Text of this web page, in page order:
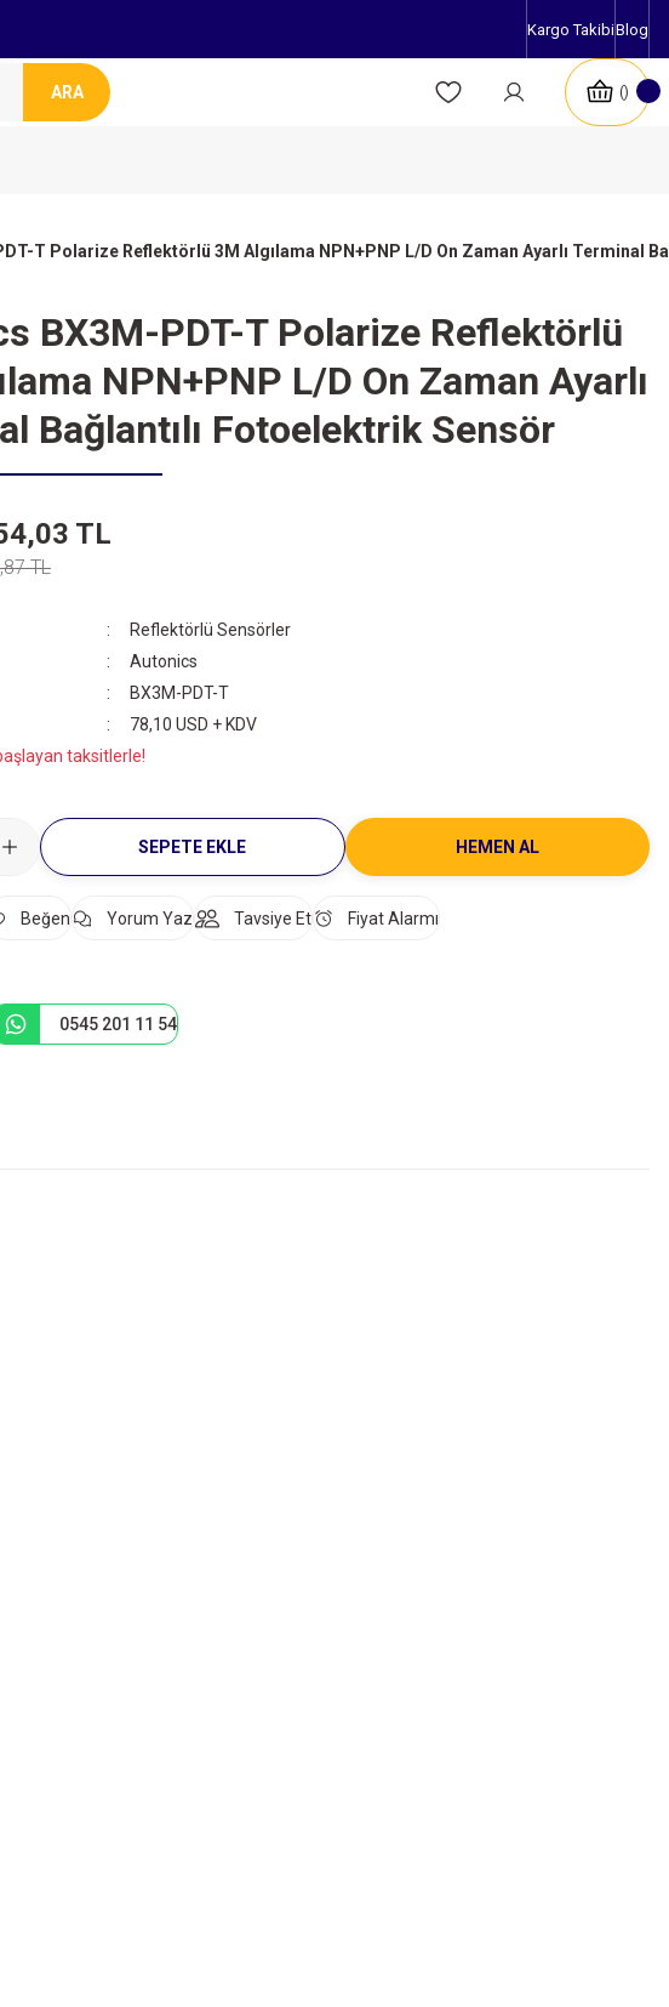
Kargo TakibiBlog
ARA
T Polarize Reflektörlü 3M Algılama NPN+PNP L/D On Zaman Ayarlı Terminal
BX3M-PDT-T Polarize Reflektörlü
NPN+PNP L/D On Zaman Ayarlı
Bağlantılı Fotoelektrik Sensör
TL
TL
Reflektörlü Sensörler
Autonics
BX3M-PDT-T
78,10 USD + KDV
taksitlerle!
SEPETE EKLE HEMEN AL
Yorum Yaz Tavsiye Et Fiyat Alarmı
0545 201 11 54